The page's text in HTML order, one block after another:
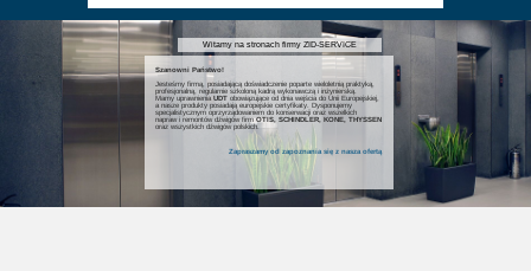
Witamy na stronach firmy ZID-SERVICE
Szanowni Państwo!
Jesteśmy firmą, posiadającą doświadczenie poparte wieloletnią praktyką,
profesjonalną, regularnie szkoloną kadrą wykonawczą i inżynierską.
Mamy uprawnieniaUDT obowiązujące od dnia wejścia do Unii Europejskiej,
a nasze produkty posiadają europejskie certyfikaty. Dysponujemy
specjalistycznym oprzyrządowaniem do konserwacji oraz wszelkich
napraw i remontów dźwigów firmOTIS, SCHINDLER, KONE, THYSSEN
oraz wszystkich dźwigów polskich.
Zapraszamy od zapoznania się z nasza ofertą